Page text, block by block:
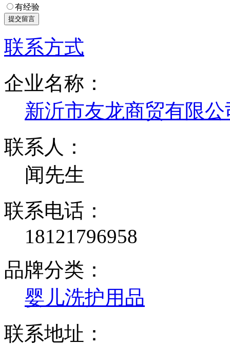
有经验
联系方式
企业名称：
新沂市友龙商贸有限公
联系人：
闻先生
联系电话：
18121796958
品牌分类：
婴儿洗护用品
联系地址：